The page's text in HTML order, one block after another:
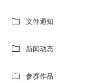
文件通知
新闻动态
参赛作品